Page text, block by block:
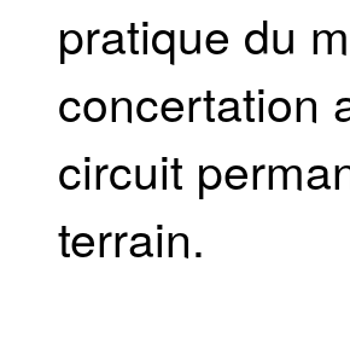
pratique du
concertation
circuit
terrain.